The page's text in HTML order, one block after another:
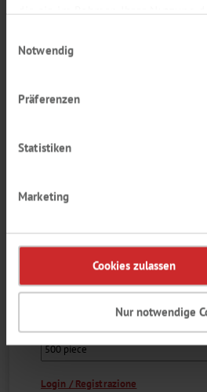
Notwendig
Präferenzen
Statistiken
Marketing
Cookies zulassen
Nur notwendige
X 300 X 0,06 MM,
LABSOLUTE®
Login / Registrazione